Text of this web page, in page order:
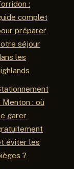
:
complet
préparer
séjour
les
Menton : où
garer
éviter les
?